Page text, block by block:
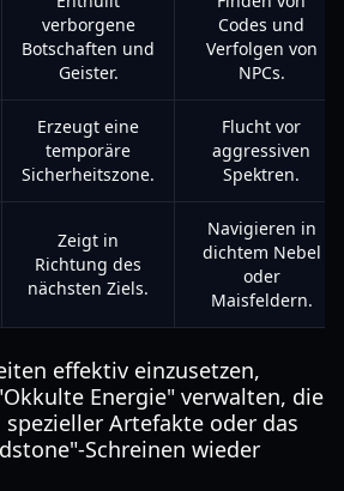
verborgene
Botschaften und
Geister.
Codes und
Verfolgen von
NPCs.
Erzeugt eine
temporäre
Sicherheitszone.
Flucht vor
aggressiven
Spektren.
Zeigt in
Richtung des
nächsten Ziels.
Navigieren in
dichtem Nebel
oder
Maisfeldern.
effektiv einzusetzen,
Energie" verwalten, die
spezieller Artefakte oder das
Schreinen wieder